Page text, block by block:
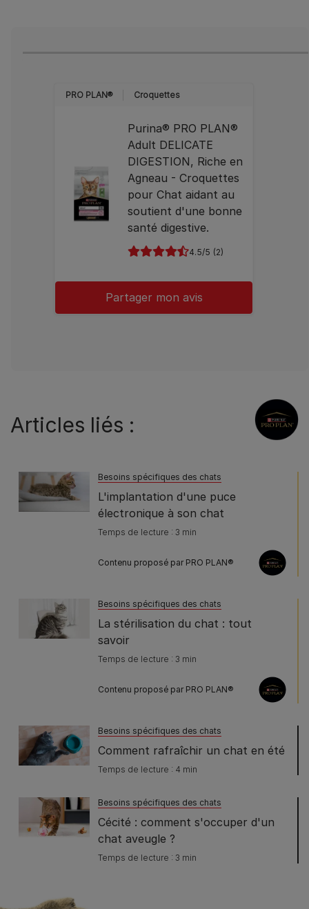
PRO PLAN® Croquettes
Purina® PRO PLAN®
Adult DELICATE
DIGESTION, Riche en
Agneau - Croquettes
pour Chat aidant au
soutient d'une bonne
santé digestive.
4.5 (2)
Partager mon avis
Articles liés :
Besoins spécifiques des chats
L'implantation d'une puce
électronique à son chat
Temps de lecture : 3 min
Contenu proposé par PRO PLAN®
Besoins spécifiques des chats
La stérilisation du chat : tout
savoir
Temps de lecture : 3 min
Contenu proposé par PRO PLAN®
Besoins spécifiques des chats
Comment rafraîchir un chat en été
Temps de lecture : 4 min
Besoins spécifiques des chats
Cécité : comment s'occuper d'un
chat aveugle ?
Temps de lecture : 3 min